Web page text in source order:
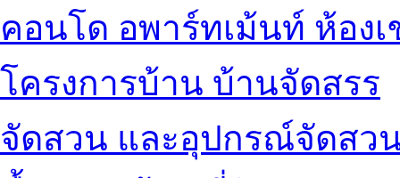
คอนโด อพาร์ทเม้นท์ ห้องเ
โครงการบ้าน บ้านจัดสรร
จัดสวน และอุปกรณ์จัดสว